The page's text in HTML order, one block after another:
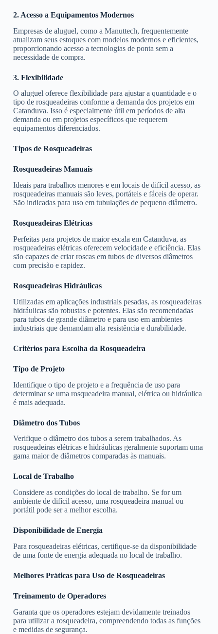
2. Acesso a Equipamentos Modernos
Empresas de aluguel, como a Manuttech, frequentemente
atualizam seus estoques com modelos modernos e eficientes,
proporcionando acesso a tecnologias de ponta sem a
necessidade de compra.
3. Flexibilidade
O aluguel oferece flexibilidade para ajustar a quantidade e o
tipo de rosqueadeiras conforme a demanda dos projetos em
Catanduva. Isso é especialmente útil em períodos de alta
demanda ou em projetos específicos que requerem
equipamentos diferenciados.
Tipos de Rosqueadeiras
Rosqueadeiras Manuais
Ideais para trabalhos menores e em locais de difícil acesso, as
rosqueadeiras manuais são leves, portáteis e fáceis de operar.
São indicadas para uso em tubulações de pequeno diâmetro.
Rosqueadeiras Elétricas
Perfeitas para projetos de maior escala em Catanduva, as
rosqueadeiras elétricas oferecem velocidade e eficiência. Elas
são capazes de criar roscas em tubos de diversos diâmetros
com precisão e rapidez.
Rosqueadeiras Hidráulicas
Utilizadas em aplicações industriais pesadas, as rosqueadeiras
hidráulicas são robustas e potentes. Elas são recomendadas
para tubos de grande diâmetro e para uso em ambientes
industriais que demandam alta resistência e durabilidade.
Critérios para Escolha da Rosqueadeira
Tipo de Projeto
Identifique o tipo de projeto e a frequência de uso para
determinar se uma rosqueadeira manual, elétrica ou hidráulica
é mais adequada.
Diâmetro dos Tubos
Verifique o diâmetro dos tubos a serem trabalhados. As
rosqueadeiras elétricas e hidráulicas geralmente suportam uma
gama maior de diâmetros comparadas às manuais.
Local de Trabalho
Considere as condições do local de trabalho. Se for um
ambiente de difícil acesso, uma rosqueadeira manual ou
portátil pode ser a melhor escolha.
Disponibilidade de Energia
Para rosqueadeiras elétricas, certifique-se da disponibilidade
de uma fonte de energia adequada no local de trabalho.
Melhores Práticas para Uso de Rosqueadeiras
Treinamento de Operadores
Garanta que os operadores estejam devidamente treinados
para utilizar a rosqueadeira, compreendendo todas as funções
e medidas de segurança.